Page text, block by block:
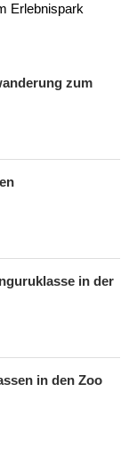
Erlebnispark
zum
in der
in den Zoo